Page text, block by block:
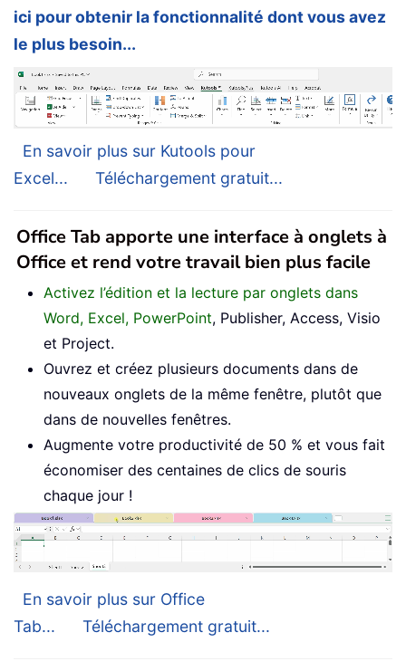
ici pour obtenir la fonctionnalité dont vous avez
le plus besoin...
En savoir plus sur Kutools pour
Excel...
Téléchargement gratuit...
Office Tab apporte une interface à onglets à
Office et rend votre travail bien plus facile
Activez l’édition et la lecture par onglets dans
Word, Excel, PowerPoint, Publisher, Access, Visio
et Project.
Ouvrez et créez plusieurs documents dans de
nouveaux onglets de la même fenêtre, plutôt que
dans de nouvelles fenêtres.
Augmente votre productivité de 50 % et vous fait
économiser des centaines de clics de souris
chaque jour !
En savoir plus sur Office
Tab...
Téléchargement gratuit...